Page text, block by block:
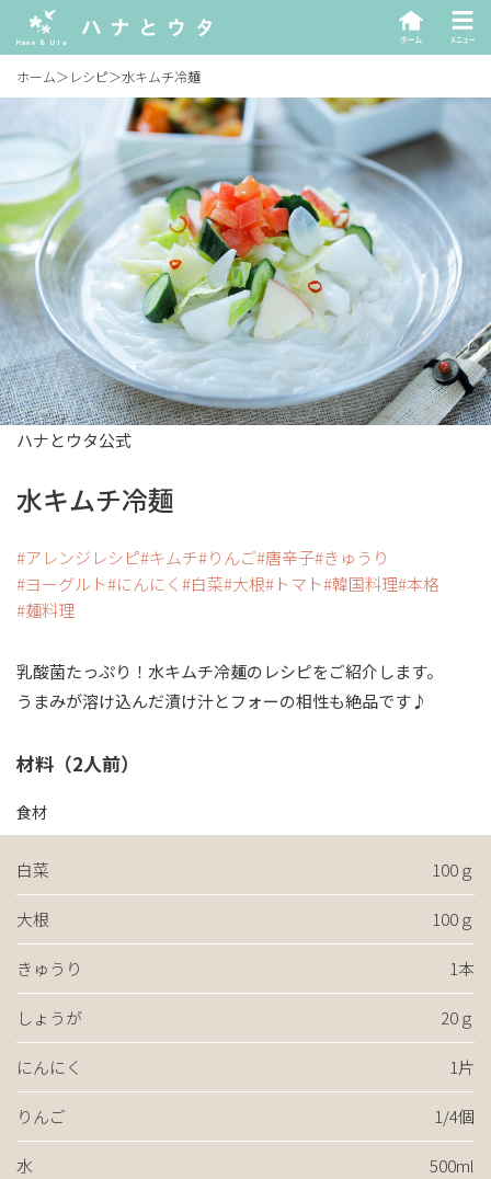
ホーム＞ レシピ＞水キムチ冷麺
ハナとウタ公式
水キムチ冷麺
アレンジレシピ キムチ りんご 唐辛子 きゅうり
ヨーグルト
にんにく 白菜 大根 トマト 韓国料理 本格
麺料理
乳酸菌たっぷり！水キムチ冷麺のレシピをご紹介します。
うまみが溶け込んだ漬け汁とフォーの相性も絶品です♪
材料（2人前）
食材
白菜 100ｇ
大根 100ｇ
きゅうり 1本
しょうが 20ｇ
にんにく 1片
りんご 1/4個
水 500ml